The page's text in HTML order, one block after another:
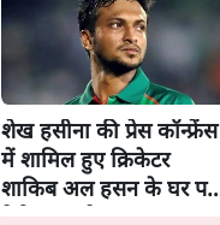
शेख हसीना की प्रेस कॉन्फ्रेंस
में शामिल हुए क्रिकेटर
शाकिब अल हसन के घर पर